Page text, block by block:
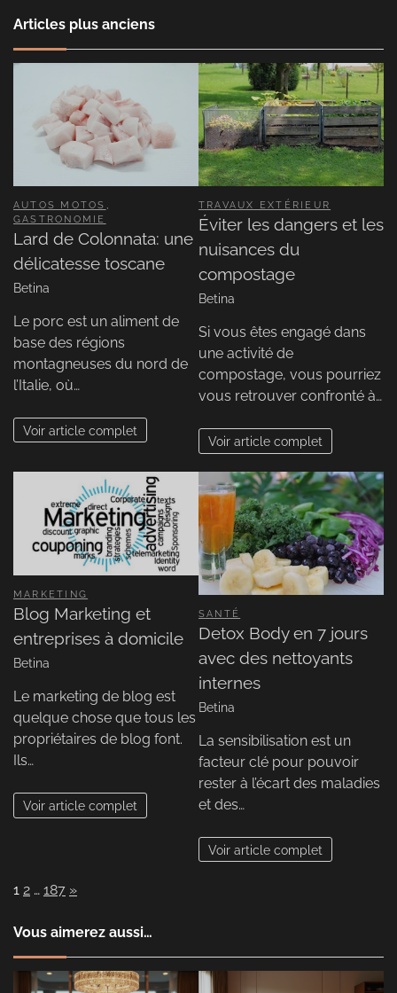
Articles plus anciens
AUTOS MOTOS
GASTRONOMIE
Lard de Colonnata: une
délicatesse toscane
Betina
Le porc est un aliment de
base des régions
montagneuses du nord de
l’Italie, où…
Voir article complet
TRAVAUX EXTÉRIEUR
Éviter les dangers et les
nuisances du
compostage
Betina
Si vous êtes engagé dans
une activité de
compostage, vous pourriez
vous retrouver confronté à…
Voir article complet
MARKETING
Blog Marketing et
entreprises à domicile
Betina
Le marketing de blog est
quelque chose que tous les
propriétaires de blog font.
Ils…
Voir article complet
SANTÉ
Detox Body en 7 jours
avec des nettoyants
internes
Betina
La sensibilisation est un
facteur clé pour pouvoir
rester à l’écart des maladies
et des…
Voir article complet
Page:
1 2 … 187 Next
»
Vous aimerez aussi…